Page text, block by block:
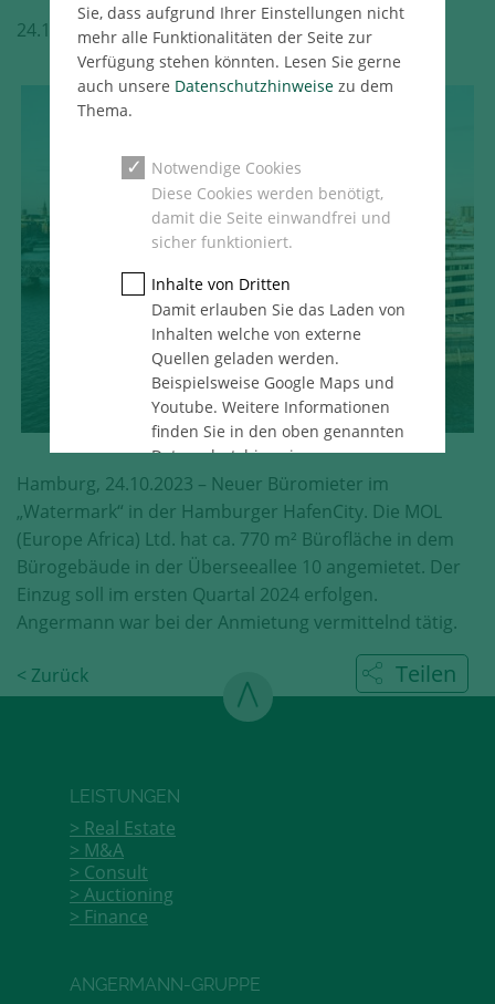
24.10.2023 Hamburg Pressemeldung
Hamburg, 24.10.2023 – Neuer Büromieter im
„Watermark“ in der Hamburger HafenCity. Die MOL
(Europe Africa) Ltd. hat ca. 770 m² Bürofläche in dem
Bürogebäude in der Überseeallee 10 angemietet. Der
Einzug soll im ersten Quartal 2024 erfolgen.
Angermann war bei der Anmietung vermittelnd tätig.
Teilen
< Zurück
LEISTUNGEN
Real Estate
M&A
Consult
Auctioning
Finance
ANGERMANN-GRUPPE
Sie, dass aufgrund Ihrer Einstellungen nicht
mehr alle Funktionalitäten der Seite zur
Verfügung stehen könnten. Lesen Sie gerne
auch unsere Datenschutzhinweisezu dem
Thema.
Notwendige Cookies
Diese Cookies werden benötigt,
damit die Seite einwandfrei und
sicher funktioniert.
Inhalte von Dritten
Damit erlauben Sie das Laden von
Inhalten welche von externe
Quellen geladen werden.
Beispielsweise Google Maps und
Youtube. Weitere Informationen
finden Sie in den oben genannten
Datenschutzhinweise.
Statistik
Diese Cookies erfassen anonyme
Statistik-Daten, wie zum Beispiel
die Anzahl der Besucher auf den
Seiten, Ihren Weg durch unseren
Internetauftritt oder das Gerät, mit
Aufgrund dieser Statistiken können
wir unseren Webauftritt immer
wieder für unsere Besucher
Speichern und schließen
Mehr über die genutzten Cookies erfahren